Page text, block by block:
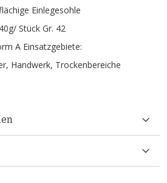
Einlegesohle
Stück Gr. 42
A Einsatzgebiete:
Handwerk, Trockenbereiche